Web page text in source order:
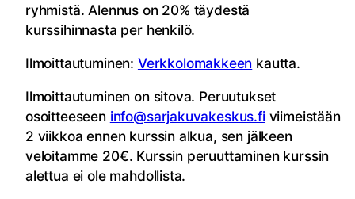
ryhmistä. Alennus on 20% täydestä
kurssihinnasta per henkilö.
Ilmoittautuminen: Verkkolomakkeen kautta.
Ilmoittautuminen on sitova. Peruutukset
osoitteeseen info@sarjakuvakeskus.fiviimeistään
2 viikkoa ennen kurssin alkua, sen jälkeen
veloitamme 20€. Kurssin peruuttaminen kurssin
alettua ei ole mahdollista.